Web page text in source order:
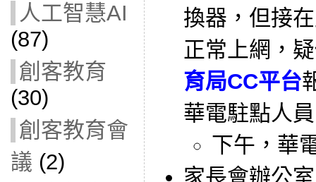
人工智慧AI
(87)
創客教育
(30)
創客教育會
議 (2)
換器，但接
正常上網，
育局CC平台
華電駐點人
下午，華
家長會辦公